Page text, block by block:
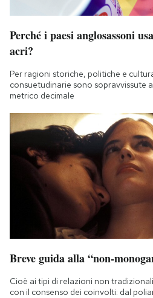
Perché i paesi anglosassoni
acri?
Per ragioni storiche, politiche e
consuetudinarie sono sopravvissute
metrico decimale
Breve guida alla “non-
Cioè ai tipi di relazioni non
con il consenso dei coinvolti: dal